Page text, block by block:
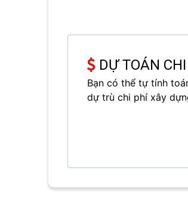
DỰ TOÁN
Bạn có thể tự tính
dự trù chi phí xây